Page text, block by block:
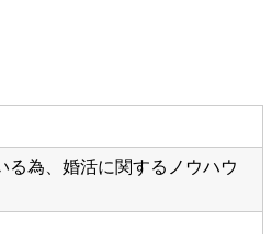
る為、婚活に関するノウハウ